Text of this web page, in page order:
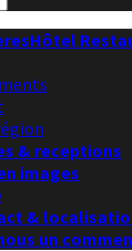
Hôtel
& receptions
images
&
un